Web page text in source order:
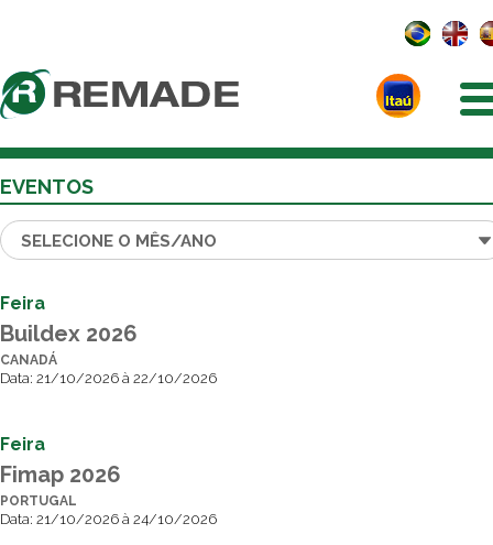
EVENTOS
Feira
Buildex 2026
CANADÁ
Data: 21/10/2026 à 22/10/2026
Feira
Fimap 2026
PORTUGAL
Data: 21/10/2026 à 24/10/2026